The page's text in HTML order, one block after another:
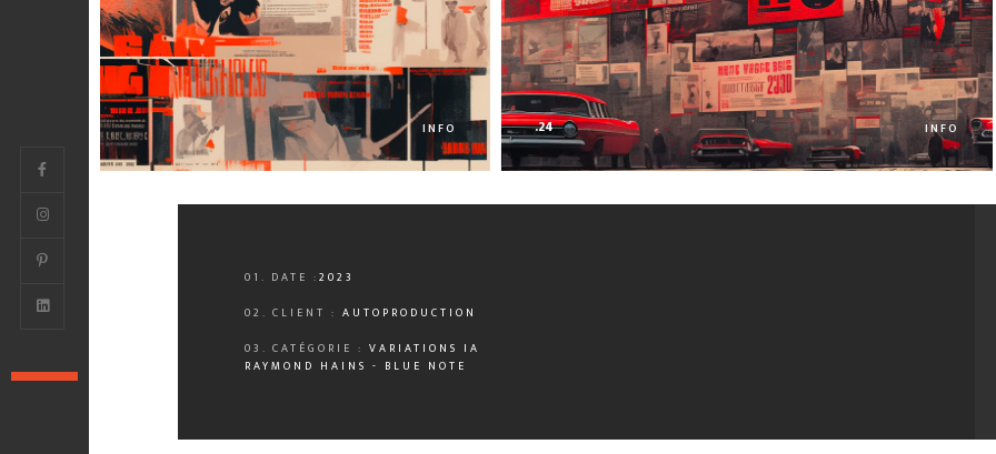
INFO .24 INFO
01. DATE :2023
02. CLIENT : AUTOPRODUCTION
03. CATÉGORIE : VARIATIONS IA
RAYMOND HAINS - BLUE NOTE